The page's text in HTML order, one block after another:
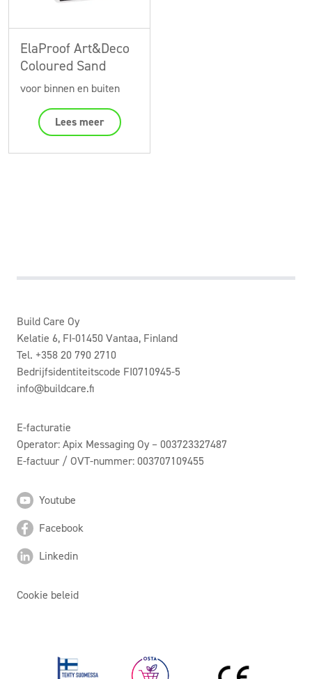
ElaProof Art&Deco
Coloured Sand
voor binnen en buiten
Lees meer
Build Care Oy
Kelatie 6, FI-01450 Vantaa, Finland
Tel. +358 20 790 2710
Bedrijfsidentiteitscode FI0710945-5
info@buildcare.fi
E-facturatie
Operator: Apix Messaging Oy – 003723327487
E-factuur / OVT-nummer: 003707109455
Youtube
Facebook
Linkedin
Cookie beleid